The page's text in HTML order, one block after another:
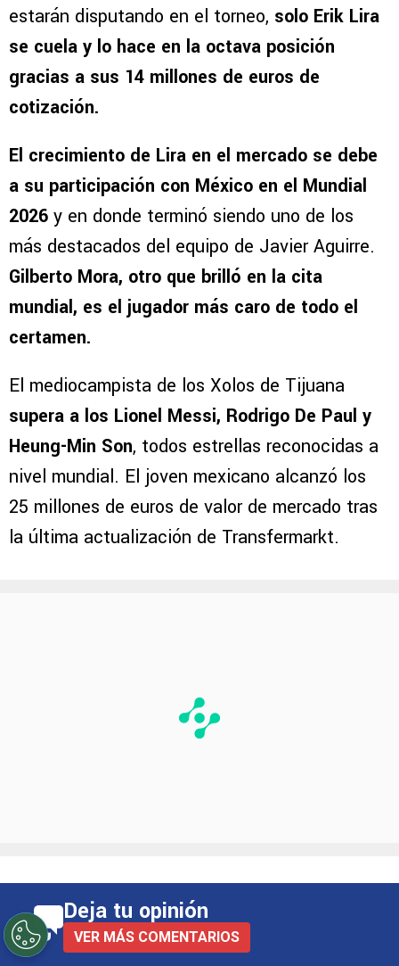
estarán disputando en el torneo, solo Erik Lira
se cuela y lo hace en la octava posición
gracias a sus 14 millones de euros de
cotización.
El crecimiento de Lira en el mercado se debe
a su participación con México en el Mundial
2026 y en donde terminó siendo uno de los
más destacados del equipo de Javier Aguirre.
Gilberto Mora, otro que brilló en la cita
mundial, es el jugador más caro de todo el
certamen.
El mediocampista de los Xolos de Tijuana
supera a los Lionel Messi, Rodrigo De Paul y
Heung-Min Son, todos estrellas reconocidas a
nivel mundial. El joven mexicano alcanzó los
25 millones de euros de valor de mercado tras
la última actualización de Transfermarkt.
Deja tu opinión
VER MÁS COMENTARIOS